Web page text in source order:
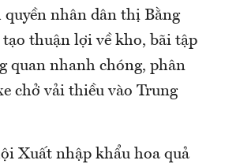
quyền nhân dân thị Bằng
thuận lợi về kho, bãi tập
quan nhanh chóng, phân
chở vải thiều vào Trung
Xuất nhập khẩu hoa quả